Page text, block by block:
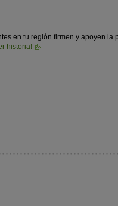
en tu región firmen y apoyen la
historia!